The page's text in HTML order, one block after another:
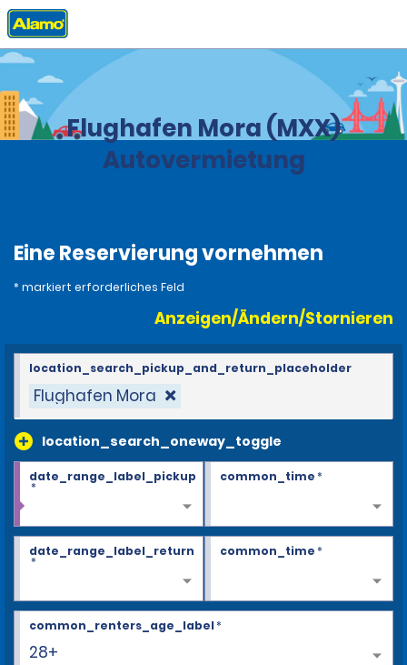
Privat Stationen
Flughafen Mora (MXX)
Autovermietung
Eine Reservierung vornehmen
* markiert erforderliches Feld
Anzeigen/Ändern/Stornieren
Flughafen Mora
location_search_oneway_toggle
location_search_pickup_and_return_placeholder
date_range_label_pickup
*
common_time*
date_range_label_return
*
common_time*
28+
common_renters_age_label*